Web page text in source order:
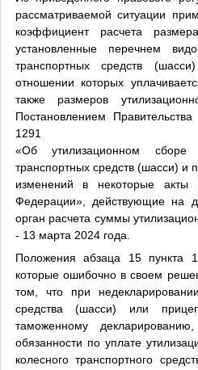
рассматриваемой ситуации
коэффициент расчета
установленные перечнем
транспортных средств
отношении которых
также размеров
Постановлением
1291
«Об утилизационном
транспортных средств (шасси) и
изменений в некоторые акты
Федерации», действующие на
орган расчета суммы
- 13 марта 2024 года.
Положения абзаца 15
которые ошибочно в своем
том, что при
средства (шасси) или
таможенному
обязанности по уплате
колесного транспортного